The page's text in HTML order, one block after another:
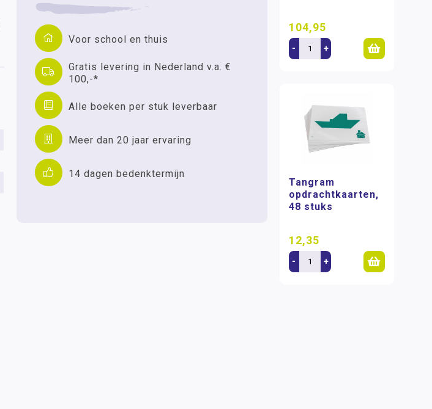
Voor school en thuis
Gratis levering in Nederland v.a. €
100,-*
Alle boeken per stuk leverbaar
Meer dan 20 jaar ervaring
14 dagen bedenktermijn
104,95
- +
Tangram
opdrachtkaarten,
48 stuks
12,35
- +